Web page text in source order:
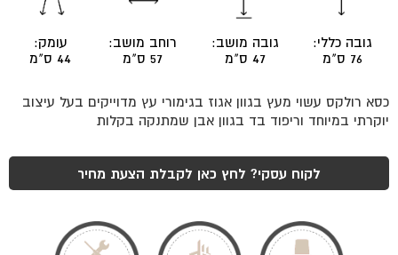
גובה כללי:
76 ס"מ
גובה מושב:
47 ס"מ
רוחב מושב:
57 ס"מ
עומק:
44 ס"מ
כסא רולקס עשוי מעץ בגוון אגוז בגימורי עץ מדוייקים בעל עיצוב
יוקרתי במיוחד וריפוד בד בגוון אבן שמתנקה בקלות
לקוח עסקי? לחץ כאן לקבלת הצעת מחיר